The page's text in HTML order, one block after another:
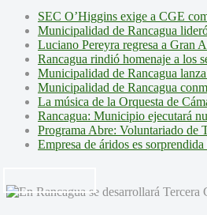
SEC O’Higgins exige a CGE
Municipalidad de Rancagua
Luciano Pereyra regresa a Gran
Rancagua rindió homenaje a los
Municipalidad de Rancagua
Municipalidad de Rancagua
La música de la Orquesta de
Rancagua: Municipio ejecutará
Programa Abre: Voluntariado de
Empresa de áridos es